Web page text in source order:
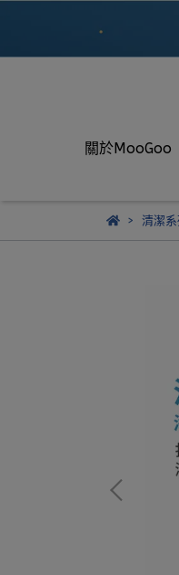
關於MooGoo
清潔系